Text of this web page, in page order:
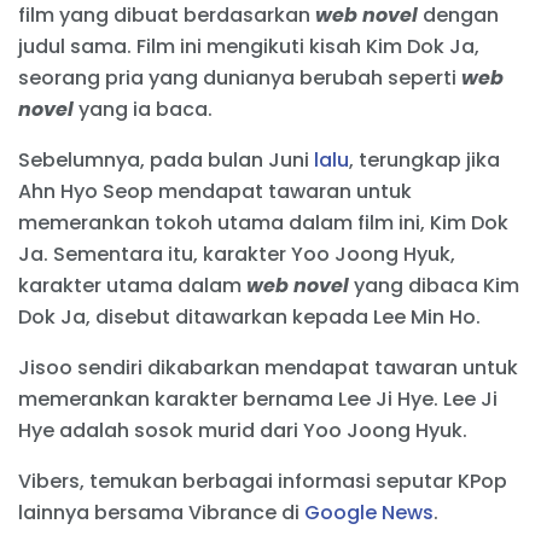
film yang dibuat berdasarkan web novel dengan
judul sama. Film ini mengikuti kisah Kim Dok Ja,
seorang pria yang dunianya berubah seperti web
novelyang ia baca.
Sebelumnya, pada bulan Juni lalu, terungkap jika
Ahn Hyo Seop mendapat tawaran untuk
memerankan tokoh utama dalam film ini, Kim Dok
Ja. Sementara itu, karakter Yoo Joong Hyuk,
karakter utama dalam web novelyang dibaca Kim
Dok Ja, disebut ditawarkan kepada Lee Min Ho.
Jisoo sendiri dikabarkan mendapat tawaran untuk
memerankan karakter bernama Lee Ji Hye. Lee Ji
Hye adalah sosok murid dari Yoo Joong Hyuk.
Vibers, temukan berbagai informasi seputar KPop
lainnya bersama Vibrance di Google News.